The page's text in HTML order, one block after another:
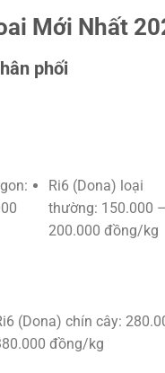
Mới Nhất
phối
Ri6 (Dona) loại
thường: 150.000 –
200.000 đồng/kg
(Dona) chín cây:
đồng/kg